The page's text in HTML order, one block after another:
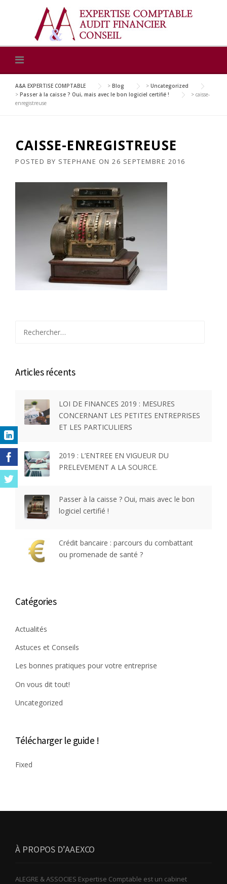
A&A EXPERTISE COMPTABLE > Blog > Uncategorized
> Passer à la caisse ? Oui, mais avec le bon logiciel certifié ! > caisse-
enregistreuse
CAISSE-ENREGISTREUSE
POSTED BY STEPHANE ON 26 SEPTEMBRE 2016
Articles récents
LOI DE FINANCES 2019 : MESURES
CONCERNANT LES PETITES ENTREPRISES
ET LES PARTICULIERS
2019 : L’ENTREE EN VIGUEUR DU
PRELEVEMENT A LA SOURCE.
Passer à la caisse ? Oui, mais avec le bon
logiciel certifié !
Crédit bancaire : parcours du combattant
ou promenade de santé ?
Catégories
Actualités
Astuces et Conseils
Les bonnes pratiques pour votre entreprise
On vous dit tout!
Uncategorized
Télécharger le guide !
Fixed
À PROPOS D’AAEXCO
ALEGRE & ASSOCIES Expertise Comptable est un cabinet